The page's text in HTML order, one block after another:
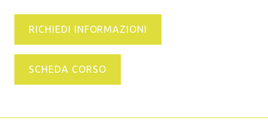
RICHIEDI INFORMAZIONI
SCHEDA CORSO